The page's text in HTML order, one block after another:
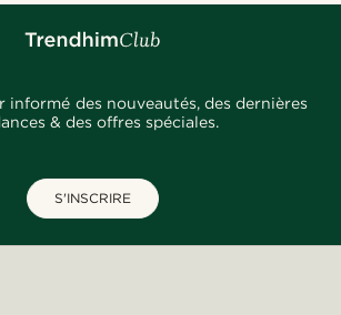
informé des nouveautés, des dernières
& des offres spéciales.
S'INSCRIRE